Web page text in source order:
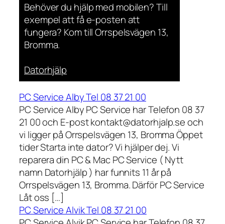
Behöver du hjälp med mobilen? Till
exempel att få e-posten att
fungera? Kom till Orrspelsvägen 13,
Bromma.
Datorhjälp
PC Service Alby Tel 08 37 21 00
PC Service Alby PC Service har Telefon 08 37
21 00 och E-post kontakt@datorhjalp.se och
vi ligger på Orrspelsvägen 13, Bromma Öppet
tider Starta inte dator? Vi hjälper dej. Vi
reparera din PC & Mac PC Service ( Nytt
namn Datorhjälp ) har funnits 11 år på
Orrspelsvägen 13, Bromma. Därför PC Service
Låt oss […]
PC Service Alvik Tel 08 37 21 00